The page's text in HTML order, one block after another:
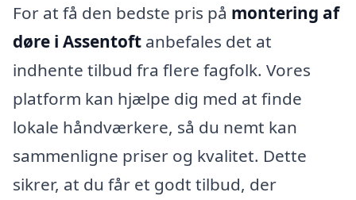
For at få den bedste pris på montering af
døre i Assentoft anbefales det at
indhente tilbud fra flere fagfolk. Vores
platform kan hjælpe dig med at finde
lokale håndværkere, så du nemt kan
sammenligne priser og kvalitet. Dette
sikrer, at du får et godt tilbud, der